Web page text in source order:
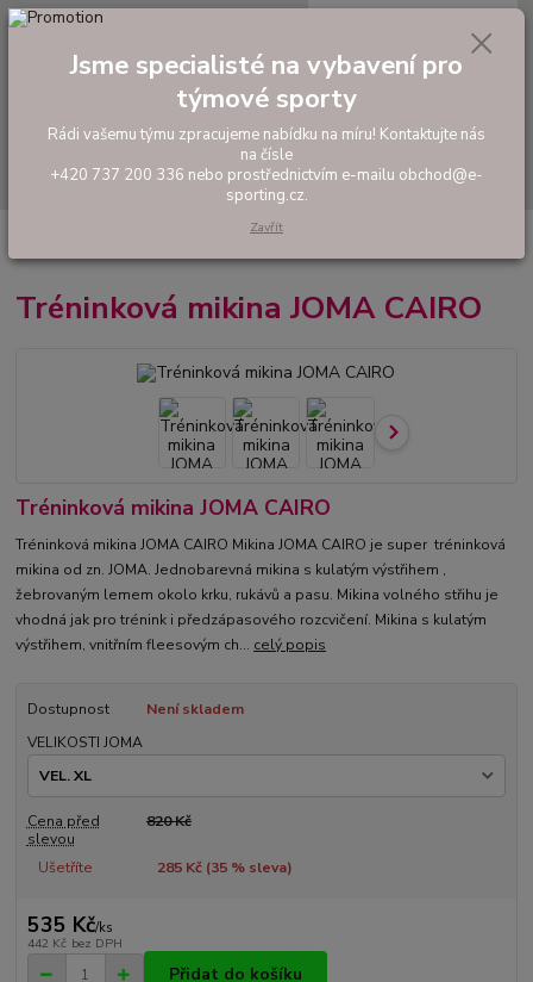
Hledat
tel: +420 737 200 336
0,00 Kč
Tréninkové oblečení
mikina JOMA CAIRO
Tréninková mikina JOMA CAIRO
Tréninková mikina JOMA CAIRO
Tréninková mikina JOMA CAIRO Mikina JOMA CAIRO je super tréninková
mikina od zn. JOMA. Jednobarevná mikina s kulatým výstřihem ,
žebrovaným lemem okolo krku, rukávů a pasu. Mikina volného střihu je
vhodná jak pro trénink i předzápasového rozcvičení. Mikina s kulatým
výstřihem, vnitřním fleesovým ch... celý popis
Dostupnost
Není skladem
VELIKOSTI JOMA
Cena před
slevou
820 Kč
Ušetříte 285 Kč (35% sleva)
535 Kč/ks
442 Kč bez DPH
Přidat do košíku
Jsme specialisté na vybavení pro
týmové sporty
Rádi vašemu týmu zpracujeme nabídku na míru! Kontaktujte nás
na čísle
+420 737 200 336 nebo prostřednictvím e-mailu obchod@e-
sporting.cz.
Zavřít